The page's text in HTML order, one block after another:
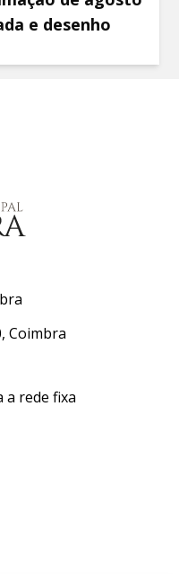
e desenho
Coimbra
a rede fixa